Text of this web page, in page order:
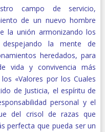
campo de servicio,
de un nuevo hombre
la unión armonizando los
la mente de
heredados, para
vida y convivencia más
«Valores por los Cuales
de Justicia, el espíritu de
personal y el
del crisol de razas que
perfecta que pueda ser un